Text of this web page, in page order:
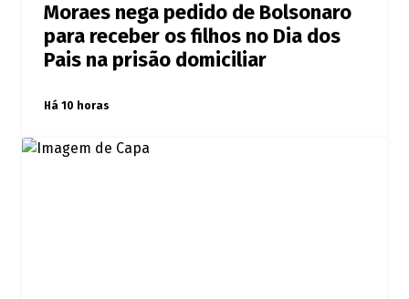
Moraes nega pedido de Bolsonaro
para receber os filhos no Dia dos
Pais na prisão domiciliar
Há 10 horas